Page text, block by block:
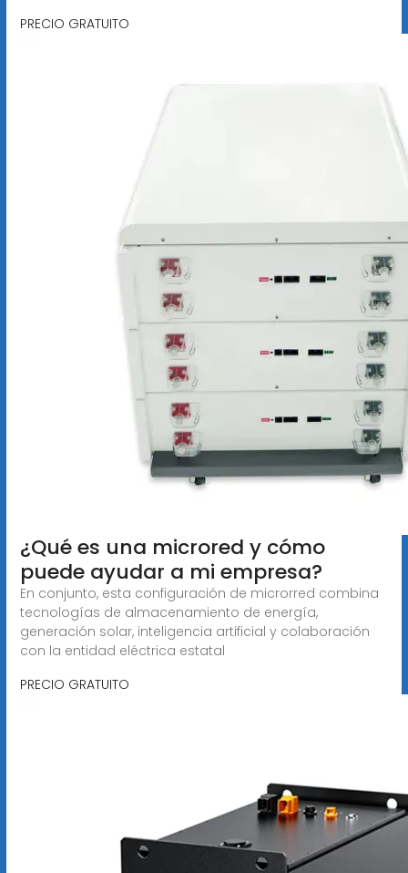
PRECIO GRATUITO
¿Qué es una microred y cómo
puede ayudar a mi empresa?
En conjunto, esta configuración de microrred combina
tecnologías de almacenamiento de energía,
generación solar, inteligencia artificial y colaboración
con la entidad eléctrica estatal
PRECIO GRATUITO